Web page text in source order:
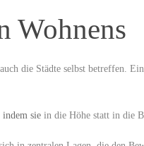
Wohnens
die Städte selbst betreffen.
indem sie in die Höhe statt in die